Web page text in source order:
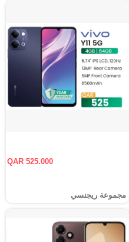
QAR 525.000
مجموعة ريجنسي